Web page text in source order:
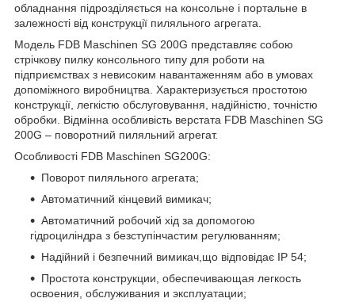
обладнання підрозділяється на консольне і портальне в
залежності від конструкції пиляльного агрегата.
Модель FDB Maschinen SG 200G представляє собою
стрічкову пилку консольного типу для роботи на
підприємствах з невисоким навантаженням або в умовах
допоміжного виробництва. Характеризується простотою
конструкції, легкістю обслуговування, надійністю, точністю
обробки. Відмінна особливість верстата FDB Maschinen SG
200G – поворотний пиляльний агрегат.
Особливості FDB Maschinen SG200G:
Поворот пиляльного агрегата;
Автоматичний кінцевий вимикач;
Автоматичний робочий хід за допомогою
гідроциліндра з безступінчастим регулюванням;
Надійний і безпечний вимикач,що відповідає IP 54;
Простота конструкции, обеспечивающая легкость
освоения, обслуживания и эксплуатации;